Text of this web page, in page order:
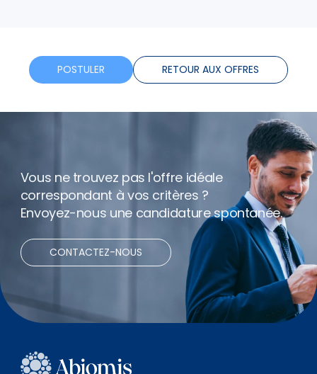
Horaires flexibles
POSTULER RETOUR AUX OFFRES
Vous ne trouvez pas l'offre idéale
correspondant à vos critères ?
Envoyez-nous une candidature spontanée.
CONTACTEZ-NOUS